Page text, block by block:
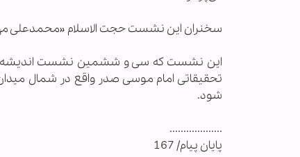
سخنران این نشست حجت الاسلام «محمدعلی
شود.
...................
پایان پیام/ 167